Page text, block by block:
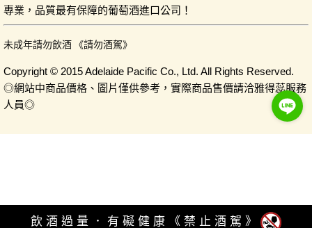
專業，品質最有保障的葡萄酒進口公司！
未成年請勿飲酒 《請勿酒駕》
Copyright © 2015 Adelaide Pacific Co., Ltd. All Rights Reserved.
◎網站中商品價格、圖片僅供參考，實際商品售價請洽雅得蕊服務
人員◎
飲酒過量．有礙健康《禁止酒駕》